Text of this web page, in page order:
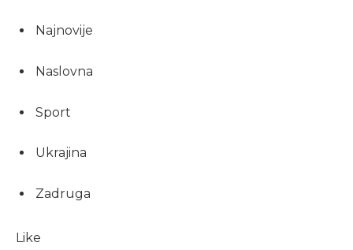
Najnovije
Naslovna
Sport
Ukrajina
Zadruga
Like